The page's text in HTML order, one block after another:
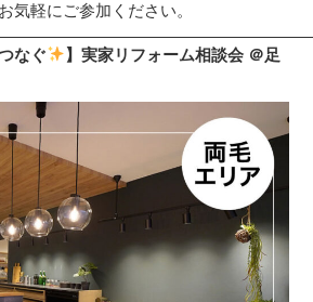
気軽にご参加ください。
なぐ
】実家リフォーム相談会 ＠足